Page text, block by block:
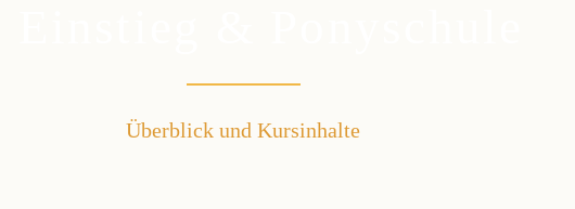
Überblick und Kursinhalte